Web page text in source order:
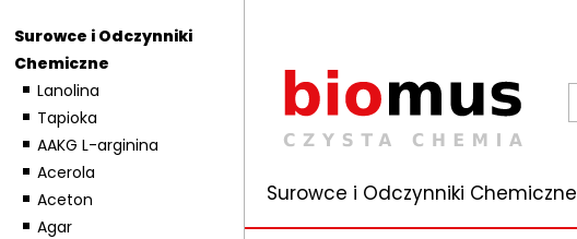
Surowce i Odczynniki
Chemiczne
Lanolina
Tapioka
AAKG L-arginina
Acerola
Aceton
Agar
Surowce i Odczynniki Chemiczne